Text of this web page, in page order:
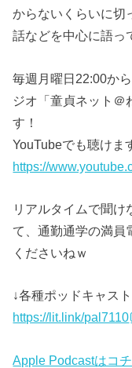
からないくらいに切
話などを中心に語っ
毎週月曜日22:00か
ジオ「童貞ネット＠
す！
YouTubeでも聴けま
https://
リアルタイムで聞け
て、通勤通学の満員
くださいねｗ
↓各種ポッドキャス
https://lit.link/pal7110
Apple Podcastはコ